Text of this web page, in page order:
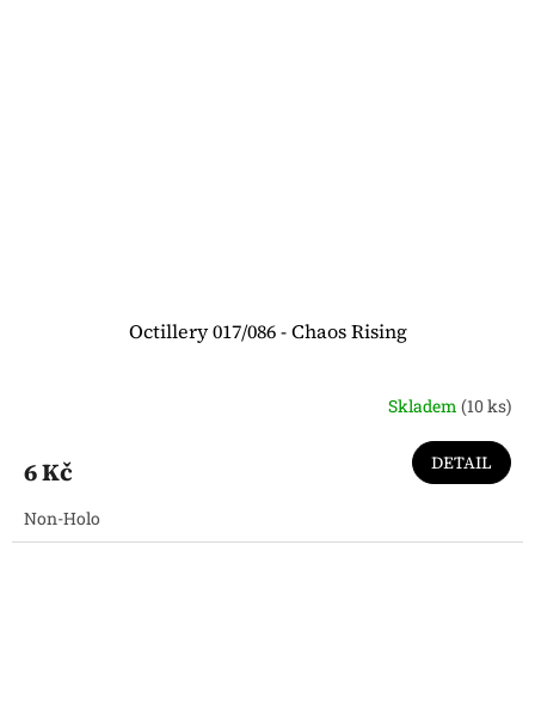
Octillery 017/086 - Chaos Rising
Skladem (10 ks)
6 Kč DETAIL
Non-Holo